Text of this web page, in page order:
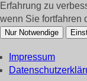
Erfahrung zu
wenn Sie fortfahren
Nur Notwendige
Impressum